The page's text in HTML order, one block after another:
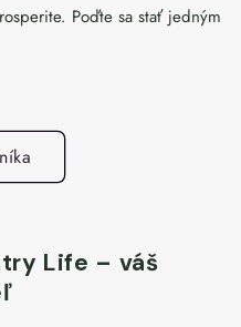
Poďte sa stať jedným
Life – váš